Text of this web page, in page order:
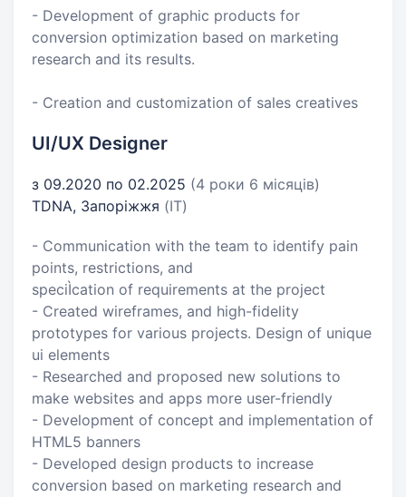
- Development of graphic products for
conversion optimization based on marketing
research and its results.
- Creation and customization of sales creatives
UI/UX Designer
з 09.2020 по 02.2025 (4 роки 6 місяців)
TDNA, Запоріжжя (IT)
- Communication with the team to identify pain
points, restrictions, and
speciÌcation of requirements at the project
- Created wireframes, and high-fidelity
prototypes for various projects. Design of unique
ui elements
- Researched and proposed new solutions to
make websites and apps more user-friendly
- Development of concept and implementation of
HTML5 banners
- Developed design products to increase
conversion based on marketing research and